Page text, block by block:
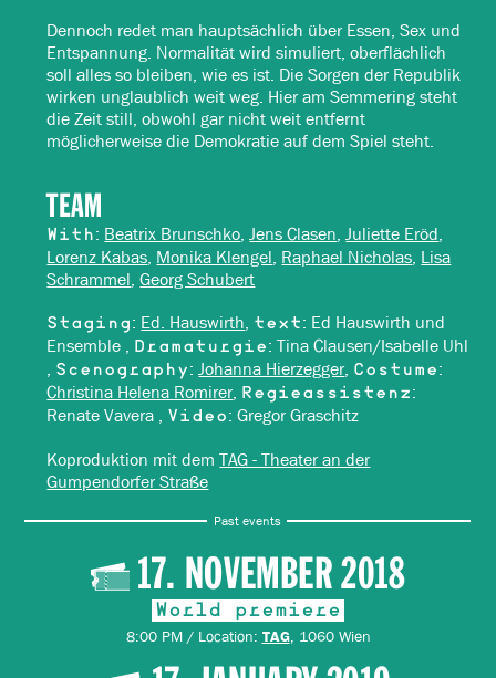
Dennoch redet man hauptsächlich über Essen, Sex und
Entspannung. Normalität wird simuliert, oberflächlich
soll alles so bleiben, wie es ist. Die Sorgen der Republik
wirken unglaublich weit weg. Hier am Semmering steht
die Zeit still, obwohl gar nicht weit entfernt
möglicherweise die Demokratie auf dem Spiel steht.
TEAM
With: Beatrix Brunschko,Jens Clasen,Juliette Eröd,
Lorenz Kabas, Monika Klengel, Raphael Nicholas, Lisa
Schrammel,Georg Schubert
Staging: Ed. Hauswirth, text: Ed Hauswirth und
Ensemble , Dramaturgie: Tina Clausen/Isabelle Uhl
, Scenography:Johanna Hierzegger, Costume:
Christina Helena Romirer, Regieassistenz:
Renate Vavera , Video: Gregor Graschitz
Koproduktion mit demTAG - Theater an der
Gumpendorfer Straße
Past events
17. NOVEMBER 2018
World premiere
8:00 PM / Location: TAG, 1060 Wien